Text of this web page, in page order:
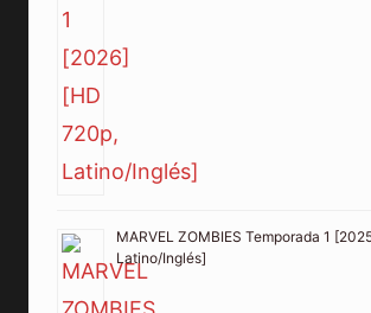
MARVEL ZOMBIES Temporada 1
Latino/Inglés]